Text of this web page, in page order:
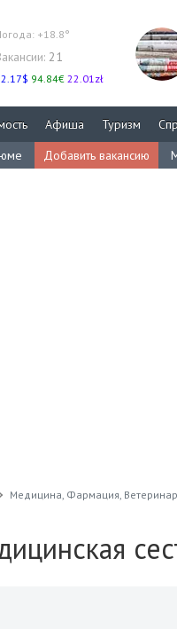
+18.8°
21
94.84€ 22.01zł
Афиша Туризм
Добавить вакансию
Медицина, Фармация,